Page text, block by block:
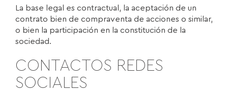
La base legal es contractual, la aceptación de un
contrato bien de compraventa de acciones o similar,
o bien la participación en la constitución de la
sociedad.
CONTACTOS REDES
SOCIALES